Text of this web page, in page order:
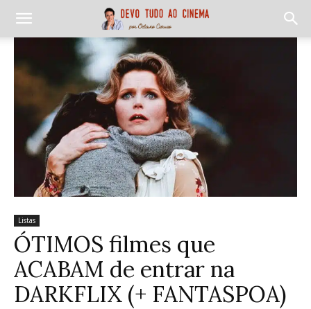
Listas
ÓTIMOS filmes que
ACABAM de entrar na
DARKFLIX (+ FANTASPOA)